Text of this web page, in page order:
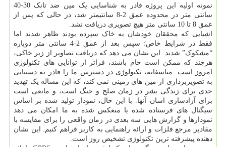
نمونه اولیه این پروژه قادر به شناسایی یک مین ضد تانک 30-40
سانتی متر در محدوده عمق 2-8 سانتیمتر شد، در حالی که پس از
عمق 8 تا 10 سانتی متر هیچ تصویری دریافت نشد.
اشیایی که محققان خودشان به خاک سپرده بودند ظاهر شدند اما
فقط در شرایط خاص؛ سپس بعد از عمق 2-4 سانتی متر دوباره
“مشکوک” شدند. این نشان می دهد که دریافت تصاویر از زیر خاکی،
هرچند که ممکن است خام باشند، فراتر از توانایی های تکنولوژی
امروز است. متاسفانه، تکنولوژی در دسترس ما را قادر به دستیابی
به تصویربرداری از مین های زمینی نمی کند، که این مساله یک تهدید
جدی برای زندگی بشر در زمان صلح و جنگ است، و مانعی است
برای آزادسازی اسان آنها. با این حال، نمودار تولید شده بر اساس
سیگنال های فرستاده شده یا منعکس شده به ما امکان می دهد
نمودارها و گزارش هایی سه بعدی در زمان واقعی را برای مقایسه با
مقادیر مرجع فلزات و ارائه راهنمایی به کاربر فراهم کنیم. این نشان
دهنده پیشرفته ترین تکنولوژی تشخیص روز است.